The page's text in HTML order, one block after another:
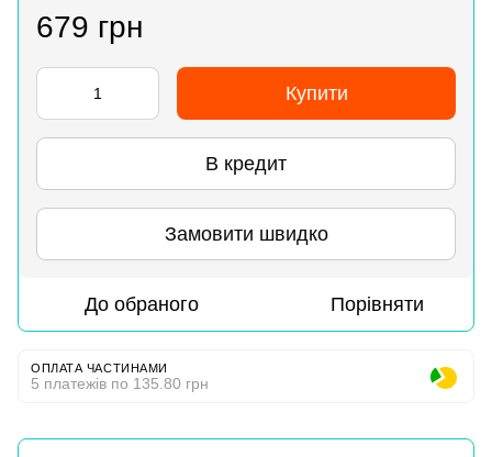
679 грн
Купити
В кредит
Замовити швидко
До обраного Порівняти
ОПЛАТА ЧАСТИНАМИ
5 платежів по 135.80 грн